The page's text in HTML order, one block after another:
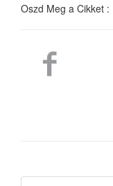
Oszd Meg a Cikket :